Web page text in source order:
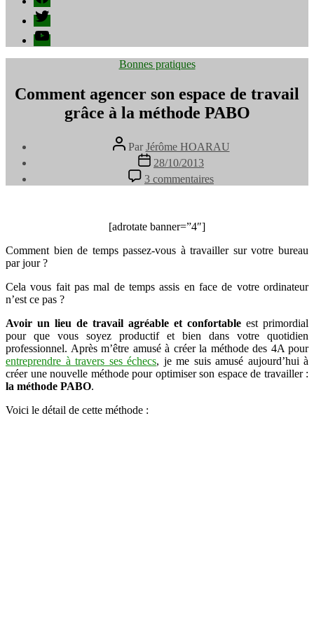
Twitter
YouTube
Catégories
Bonnes pratiques
Comment agencer son espace de travail
grâce à la méthode PABO
Auteur
de
l’article
Par Jérôme HOARAU
Date
de
l’article
28/10/2013
3 commentaires
Comment
travail
la
[adrotate banner=”4″]
Comment bien de temps passez-vous à travailler sur votre bureau
par jour ?
Cela vous fait pas mal de temps assis en face de votre ordinateur
n’est ce pas ?
Avoir un lieu de travail agréable et confortable est primordial
pour que vous soyez productif et bien dans votre quotidien
professionnel. Après m’être amusé à créer la méthode des 4A pour
entreprendre à travers ses échecs, je me suis amusé aujourd’hui à
créer une nouvelle méthode pour optimiser son espace de travailler :
la méthode PABO.
Voici le détail de cette méthode :